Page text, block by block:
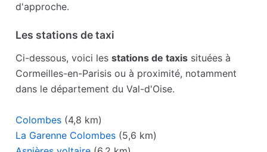
d'approche.
Les stations de taxi
Ci-dessous, voici lesstations de taxis situées à
Cormeilles-en-Parisis ou à proximité, notamment
dans le département du Val-d'Oise.
Colombes (4,8 km)
La Garenne Colombes (5,6 km)